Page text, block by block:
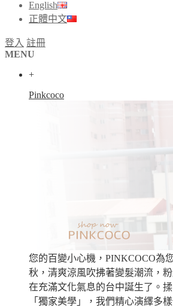
English
正體中文
登入 註冊
MENU
+
Pinkcoco
您的百變小心機，PINKCOCO為
秋，清爽涼風吹拂著變髮潮流，
在充滿文化氣息的台中誕生了。
「獨家美學」，我們精心演繹多